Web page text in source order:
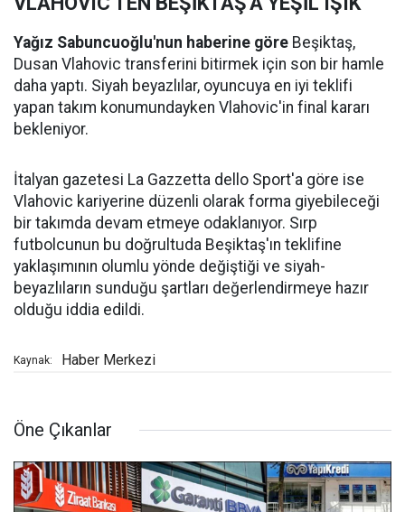
Yağız Sabuncuoğlu'nun haberine göre Beşiktaş,
Dusan Vlahovic transferini bitirmek için son bir hamle
daha yaptı. Siyah beyazlılar, oyuncuya en iyi teklifi
yapan takım konumundayken Vlahovic'in final kararı
bekleniyor.
İtalyan gazetesi La Gazzetta dello Sport'a göre ise
Vlahovic kariyerine düzenli olarak forma giyebileceği
bir takımda devam etmeye odaklanıyor. Sırp
futbolcunun bu doğrultuda Beşiktaş'ın teklifine
yaklaşımının olumlu yönde değiştiği ve siyah-
beyazlıların sunduğu şartları değerlendirmeye hazır
olduğu iddia edildi.
Kaynak: Haber Merkezi
Öne Çıkanlar